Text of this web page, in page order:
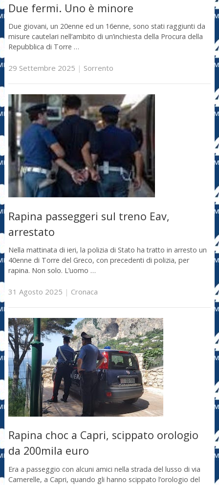
Due fermi. Uno è minore
Due giovani, un 20enne ed un 16enne, sono stati raggiunti da
misure cautelari nell’ambito di un’inchiesta della Procura della
Repubblica di Torre …
29 Settembre 2025 | Sorrento
Rapina passeggeri sul treno Eav,
arrestato
Nella mattinata di ieri, la polizia di Stato ha tratto in arresto un
40enne di Torre del Greco, con precedenti di polizia, per
rapina. Non solo. L’uomo …
31 Agosto 2025 | Cronaca
Rapina choc a Capri, scippato orologio
da 200mila euro
Era a passeggio con alcuni amici nella strada del lusso di via
Camerelle, a Capri, quando gli hanno scippato l’orologio del